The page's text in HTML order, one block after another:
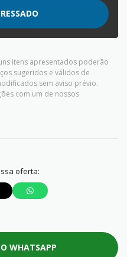
itens apresentados poderão
sugeridos e válidos de
sem aviso prévio.
com um de nossos
oferta:
WHATSAPP